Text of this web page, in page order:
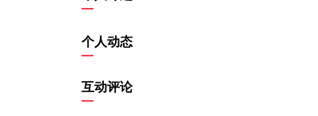
个人动态
互动评论